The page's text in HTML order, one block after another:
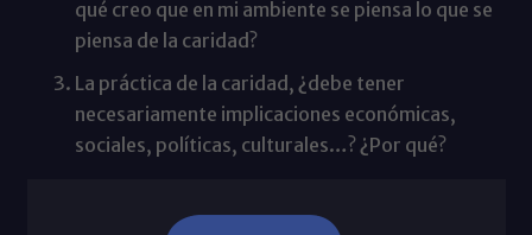
qué creo que en mi ambiente se piensa lo que se
piensa de la caridad?
La práctica de la caridad, ¿debe tener
necesariamente implicaciones económicas,
sociales, políticas, culturales…? ¿Por qué?